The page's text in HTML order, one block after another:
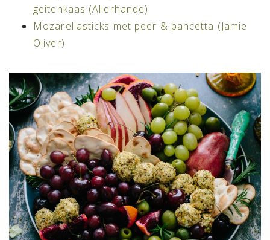
geitenkaas (Allerhande)
Mozarellasticks met peer & pancetta (Jamie
Oliver)